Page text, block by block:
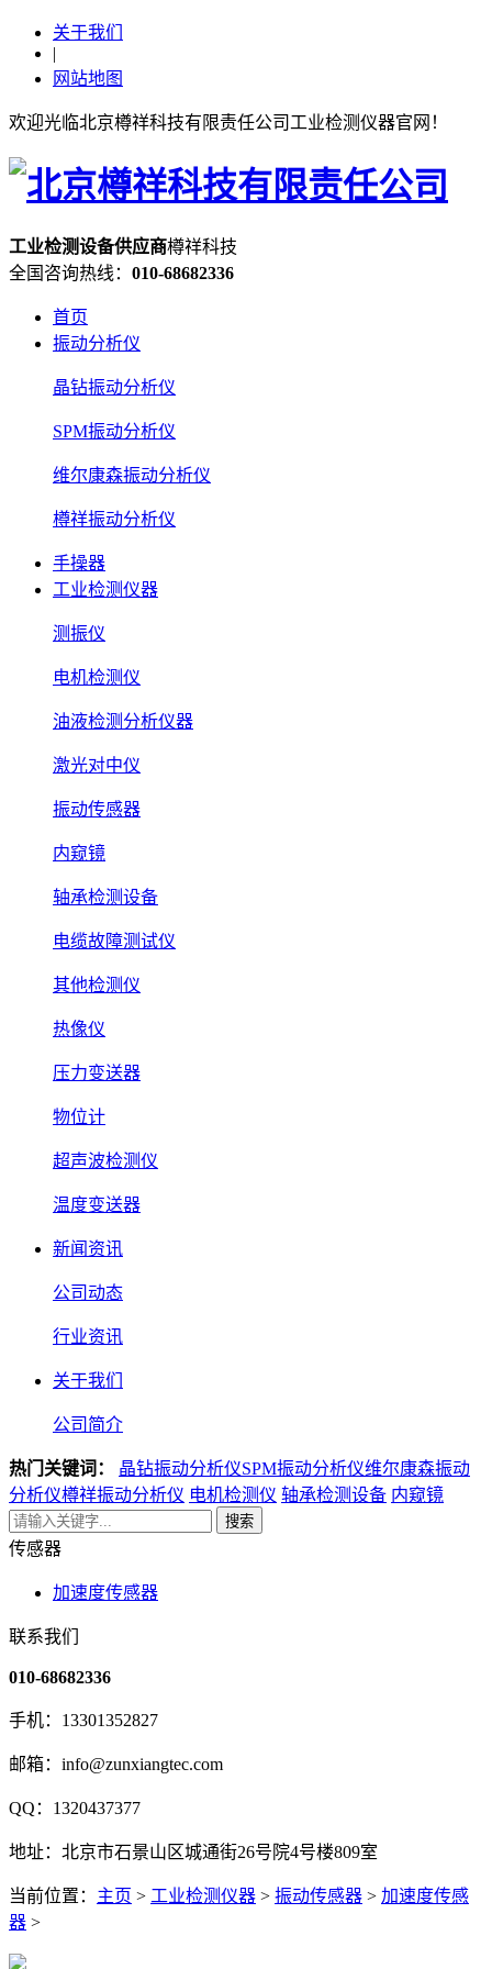
关于我们
|
网站地图
欢迎光临北京樽祥科技有限责任公司工业检测仪器官网！
工业检测设备供应商樽祥科技
全国咨询热线： 010-68682336
首页
振动分析仪
晶钻振动分析仪
SPM振动分析仪
维尔康森振动分析仪
樽祥振动分析仪
手操器
工业检测仪器
测振仪
电机检测仪
油液检测分析仪器
激光对中仪
振动传感器
内窥镜
轴承检测设备
电缆故障测试仪
其他检测仪
热像仪
压力变送器
物位计
超声波检测仪
温度变送器
新闻资讯
公司动态
行业资讯
关于我们
公司简介
热门关键词： 晶钻振动分析仪SPM振动分析仪维尔康森振动
分析仪樽祥振动分析仪 电机检测仪 轴承检测设备 内窥镜
搜索
传感器
加速度传感器
联系我们
010-68682336
手机：13301352827
邮箱：info@zunxiangtec.com
QQ：1320437377
地址：北京市石景山区城通街26号院4号楼809室
当前位置： 主页 > 工业检测仪器 > 振动传感器 > 加速度传感
器 >